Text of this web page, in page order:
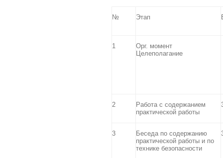
№ Этап
1
Орг. момент
Целеполагание
2
Работа с содержанием
практической работы
3
Беседа по содержанию
практической работы и по
технике безопасности